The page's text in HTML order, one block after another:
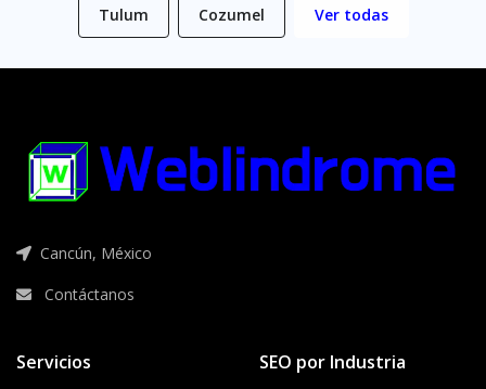
Tulum Cozumel Ver todas
Cancún, México
Contáctanos
Servicios SEO por Industria